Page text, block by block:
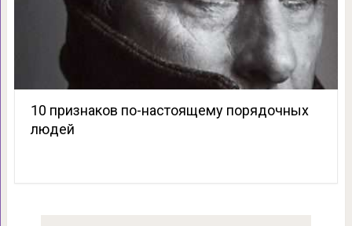
10 признаков по-настоящему порядочных
людей